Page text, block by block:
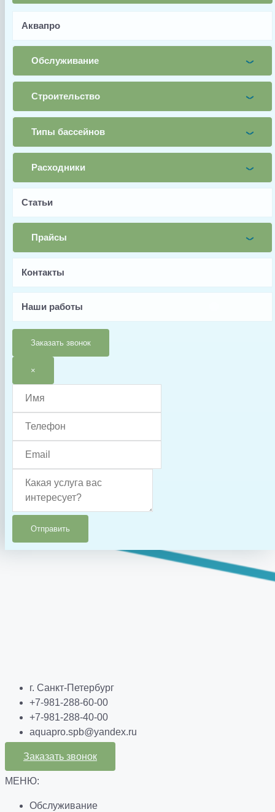
Аквапро
Обслуживание
Строительство
Типы бассейнов
Расходники
Статьи
Прайсы
Контакты
Наши работы
Заказать звонок
×
Отправить
Телефон
Заявка
Заказать
Заводской артикул
Франция
Гарантия
Тип запчасти
Муфта
г. Санкт-Петербург
+7-981-288-60-00
+7-981-288-40-00
aquapro.spb@yandex.ru
Заказать звонок
МЕНЮ:
Обслуживание